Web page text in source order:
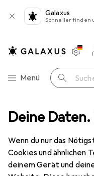
Deine
Wenn du nur das
Cookies und ähnlichen
deinem Gerät und
Galaxus
Schneller finden
Navigation nach
Menü Suche
DisplayPort